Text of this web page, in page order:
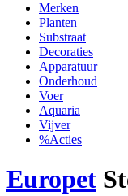
Merken
Planten
Substraat
Decoraties
Apparatuur
Onderhoud
Voer
Aquaria
Vijver
%Acties
Europet